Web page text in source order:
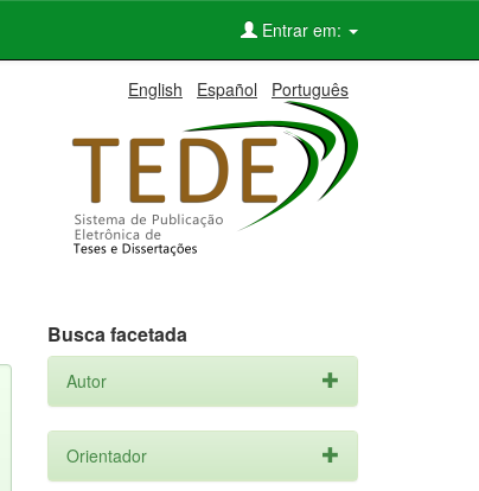
Entrar em:
English Español Português
Busca facetada
Autor
Orientador